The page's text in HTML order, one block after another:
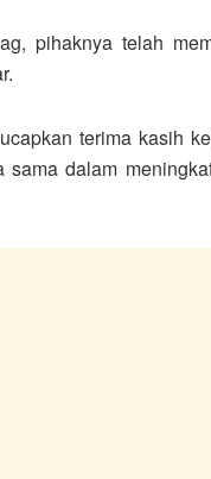
pihaknya telah
terima kasih
dalam